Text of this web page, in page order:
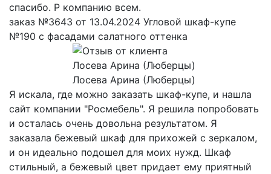
спасибо. Р компанию всем.
заказ №3643 от 13.04.2024 Угловой шкаф-купе
№190 с фасадами салатного оттенка
Лосева Арина (Люберцы)
Я искала, где можно заказать шкаф-купе, и нашла
сайт компании "Росмебель". Я решила попробовать
и осталась очень довольна результатом. Я
заказала бежевый шкаф для прихожей с зеркалом,
и он идеально подошел для моих нужд. Шкаф
стильный, а бежевый цвет придает ему приятный